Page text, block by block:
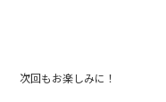
次回もお楽しみに！